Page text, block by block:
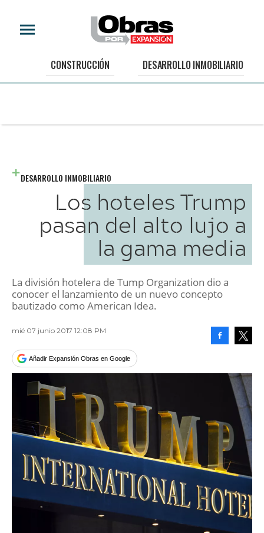
CONSTRUCCIÓN DESARROLLO INMOBILIARIO
DESARROLLO INMOBILIARIO
Los hoteles Trump
pasan del alto lujo a
la gama media
La división hotelera de Tump Organization dio a
conocer el lanzamiento de un nuevo concepto
bautizado como American Idea.
mié 07 junio 2017 12:08 PM
Añadir Expansión Obras en Google